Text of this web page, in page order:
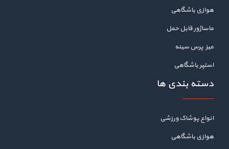
هوازی باشگاهی
ماساژور قابل حمل
میز پرس سینه
استپر باشگاهی
دسته بندی ها
انواع پوشاک ورزشی
هوازی باشگاهی